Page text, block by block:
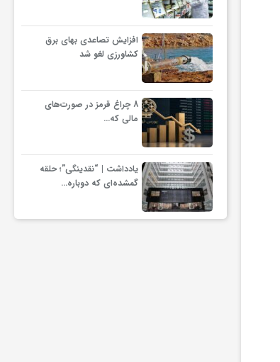
افزایش تصاعدی بهای برق
کشاورزی لغو شد
8 چراغ قرمز در صورت‌های
مالی که…
یادداشت | “نقدینگی”؛ حلقه
گمشده‌ای که دوباره…